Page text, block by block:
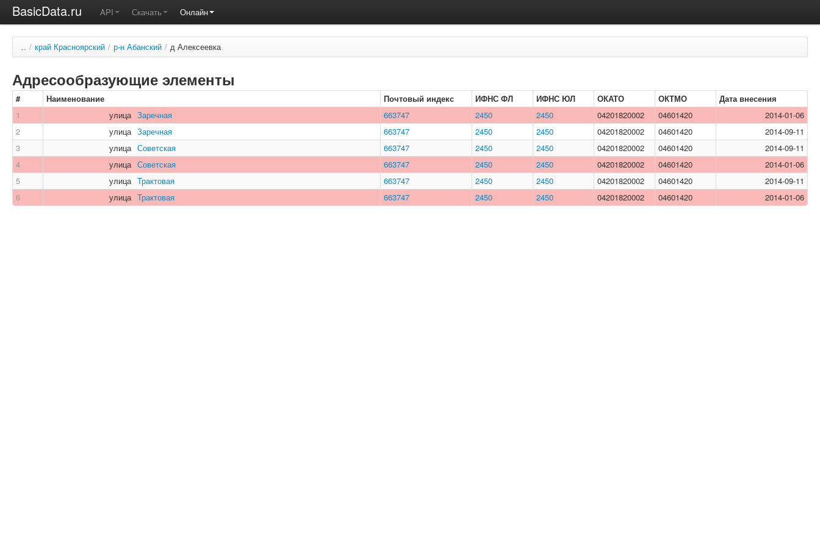
BasicData.ru API Скачать Онлайн
.. / край Красноярский / р-н Абанский / д Алексеевка
Адресообразующие элементы
# Наименование Почтовый индекс ИФНС ФЛ ИФНС ЮЛ ОКАТО ОКТМО
Дата внесения
1
улица Заречная 663747 2450 2450 04201820002 04601420
2014-01-06
2
улица Заречная 663747 2450 2450 04201820002 04601420
2014-09-11
3
улица Советская 663747 2450 2450 04201820002 04601420
2014-09-11
4
улица Советская 663747 2450 2450 04201820002 04601420
2014-01-06
5
улица Трактовая 663747 2450 2450 04201820002 04601420
2014-09-11
6
улица Трактовая 663747 2450 2450 04201820002 04601420 2014-01-06